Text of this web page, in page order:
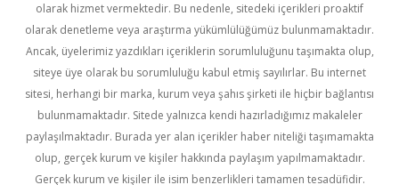
olarak hizmet vermektedir. Bu nedenle, sitedeki içerikleri proaktif
olarak denetleme veya araştırma yükümlülüğümüz bulunmamaktadır.
Ancak, üyelerimiz yazdıkları içeriklerin sorumluluğunu taşımakta olup,
siteye üye olarak bu sorumluluğu kabul etmiş sayılırlar. Bu internet
sitesi, herhangi bir marka, kurum veya şahıs şirketi ile hiçbir bağlantısı
bulunmamaktadır. Sitede yalnızca kendi hazırladığımız makaleler
paylaşılmaktadır. Burada yer alan içerikler haber niteliği taşımamakta
olup, gerçek kurum ve kişiler hakkında paylaşım yapılmamaktadır.
Gerçek kurum ve kişiler ile isim benzerlikleri tamamen tesadüfidir.